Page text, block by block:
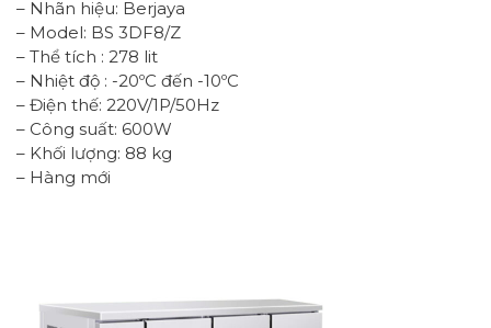
– Nhãn hiệu: Berjaya
– Model: BS 3DF8/Z
– Thể tích : 278 lit
– Nhiệt độ : -20ºC đến -10ºC
– Điện thế: 220V/1P/50Hz
– Công suất: 600W
– Khối lượng: 88 kg
– Hàng mới